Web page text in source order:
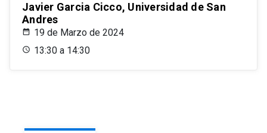
Javier Garcia Cicco, Universidad de San
Andres
19 de Marzo de 2024
13:30 a 14:30